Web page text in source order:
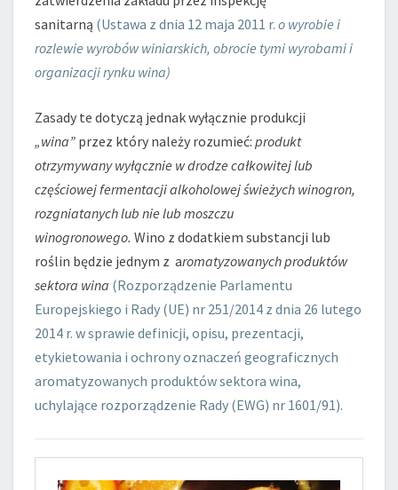
sanitarną (Ustawa z dnia 12 maja 2011 r. o wyrobie i
rozlewie wyrobów winiarskich, obrocie tymi wyrobami i
organizacji rynku wina)
Zasady te dotyczą jednak wyłącznie produkcji
„wina” przez który należy rozumieć: produkt
otrzymywany wyłącznie w drodze całkowitej lub
częściowej fermentacji alkoholowej świeżych winogron,
rozgniatanych lub nie lub moszczu
winogronowego. Wino z dodatkiem substancji lub
roślin będzie jednym z aromatyzowanych produktów
sektora wina (Rozporządzenie Parlamentu
Europejskiego i Rady (UE) nr 251/2014 z dnia 26 lutego
2014 r. w sprawie definicji, opisu, prezentacji,
etykietowania i ochrony oznaczeń geograficznych
aromatyzowanych produktów sektora wina,
uchylające rozporządzenie Rady (EWG) nr 1601/91).